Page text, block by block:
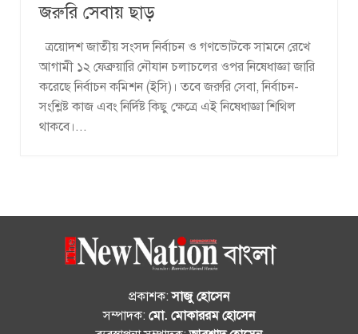
জরুরি সেবায় ছাড়
ত্রয়োদশ জাতীয় সংসদ নির্বাচন ও গণভোটকে সামনে রেখে
আগামী ১২ ফেব্রুয়ারি নৌযান চলাচলের ওপর নিষেধাজ্ঞা জারি
করেছে নির্বাচন কমিশন (ইসি)। তবে জরুরি সেবা, নির্বাচন-
সংশ্লিষ্ট কাজ এবং নির্দিষ্ট কিছু ক্ষেত্রে এই নিষেধাজ্ঞা শিথিল
থাকবে।...
প্রকাশক:সাজু হোসেন
সম্পাদক: মো. মোকাররম হোসেন